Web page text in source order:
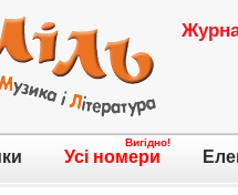
Усі номери
Вигідно!